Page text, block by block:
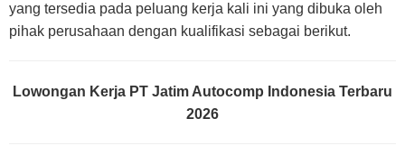
yang tersedia pada peluang kerja kali ini yang dibuka oleh
pihak perusahaan dengan kualifikasi sebagai berikut.
Lowongan Kerja PT Jatim Autocomp Indonesia Terbaru
2026